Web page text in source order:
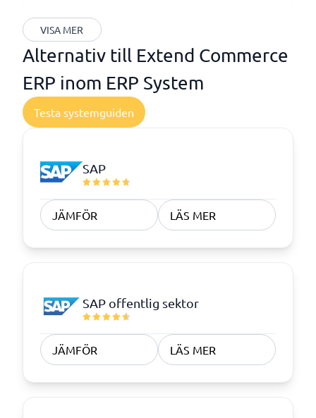
VISA MER
Alternativ till Extend Commerce
ERP inom ERP System
Testa systemguiden
SAP
JÄMFÖR LÄS MER
SAP offentlig sektor
JÄMFÖR LÄS MER